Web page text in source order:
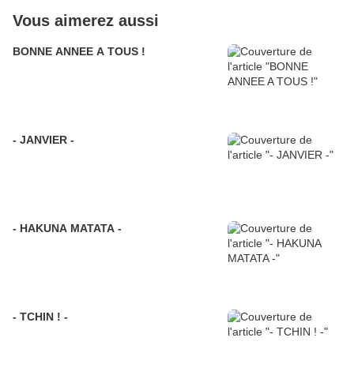
Vous aimerez aussi
BONNE ANNEE A TOUS !
- JANVIER -
- HAKUNA MATATA -
- TCHIN ! -